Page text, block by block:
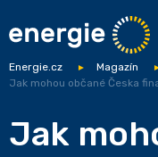
Energie.cz
Magazín
Jak mohou občané Česka
Jak